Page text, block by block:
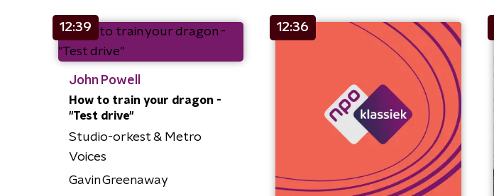
12:39
John Powell
How to train your dragon -
"Test drive"
Studio-orkest & Metro
Voices
Gavin Greenaway
12:36